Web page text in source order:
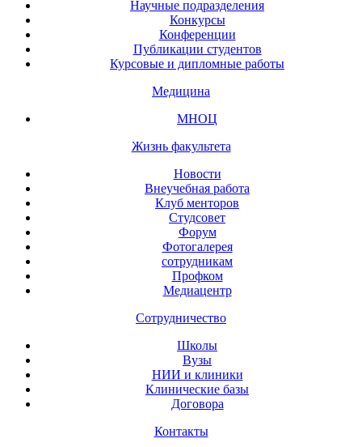
Научные подразделения
Конкурсы
Конференции
Публикации студентов
Курсовые и дипломные работы
Медицина
МНОЦ
Жизнь факультета
Новости
Внеучебная работа
Клуб менторов
Студсовет
Форум
Фотогалерея
сотрудникам
Профком
Медиацентр
Сотрудничество
Школы
Вузы
НИИ и клиники
Клинические базы
Договора
Контакты